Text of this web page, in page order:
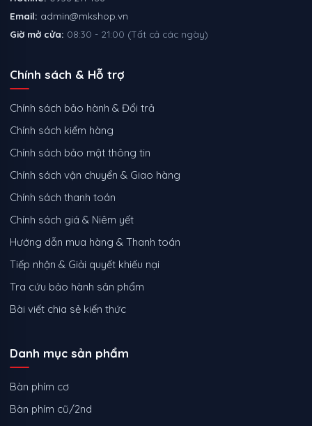
Email: admin@mkshop.vn
Giờ mở cửa: 08:30 - 21:00 (Tất cả các ngày)
Chính sách & Hỗ trợ
Chính sách bảo hành & Đổi trả
Chính sách kiểm hàng
Chính sách bảo mật thông tin
Chính sách vận chuyển & Giao hàng
Chính sách thanh toán
Chính sách giá & Niêm yết
Hướng dẫn mua hàng & Thanh toán
Tiếp nhận & Giải quyết khiếu nại
Tra cứu bảo hành sản phẩm
Bài viết chia sẻ kiến thức
Danh mục sản phẩm
Bàn phím cơ
Bàn phím cũ/2nd